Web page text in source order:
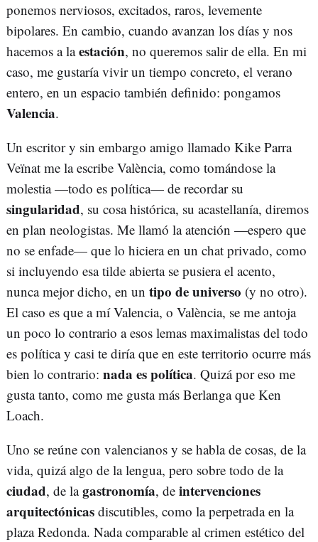
ponemos nerviosos, excitados, raros, levemente
bipolares. En cambio, cuando avanzan los días y nos
hacemos a laestación, no queremos salir de ella. En mi
caso, me gustaría vivir un tiempo concreto, el verano
entero, en un espacio también definido: pongamos
Valencia.
Un escritor y sin embargo amigo llamado Kike Parra
Veïnat me la escribe València, como tomándose la
molestia —todo es política— de recordar su
singularidad, su cosa histórica, su acastellanía, diremos
en plan neologistas. Me llamó la atención —espero que
no se enfade— que lo hiciera en un chat privado, como
si incluyendo esa tilde abierta se pusiera el acento,
nunca mejor dicho, en un tipo de universo (y no otro).
El caso es que a mí Valencia, o València, se me antoja
un poco lo contrario a esos lemas maximalistas del todo
es política y casi te diría que en este territorio ocurre más
bien lo contrario: nada es política. Quizá por eso me
gusta tanto, como me gusta más Berlanga que Ken
Loach.
Uno se reúne con valencianos y se habla de cosas, de la
vida, quizá algo de la lengua, pero sobre todo de la
ciudad, de lagastronomía, de intervenciones
arquitectónicas discutibles, como la perpetrada en la
plaza Redonda. Nada comparable al crimen estético del